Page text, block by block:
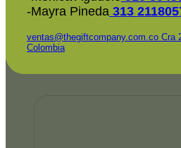
-Mayra Pineda 313
ventas@thegiftcompany.com.co Cra
Colombia